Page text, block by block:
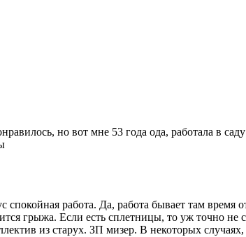
но вот мне 53 года ода, работала в
спокойная работа. Да, работа бывает там
грыжа. Если есть сплетницы, то уж точно
из старух. ЗП мизер. В некоторых